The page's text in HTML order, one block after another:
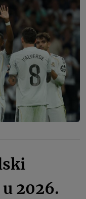
2026.